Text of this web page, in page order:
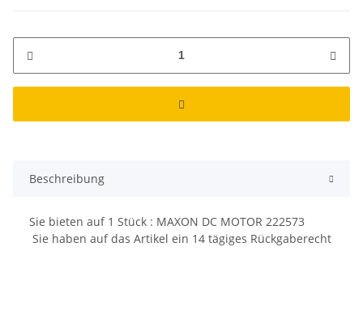
Beschreibung
Sie bieten auf 1 Stück : MAXON DC MOTOR 222573
Sie haben auf das Artikel ein 14 tägiges Rückgaberecht